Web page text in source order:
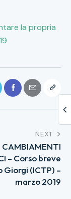
la propria
NEXT
CAMBIAMENTI
– Corso breve
Giorgi (ICTP) –
marzo 2019